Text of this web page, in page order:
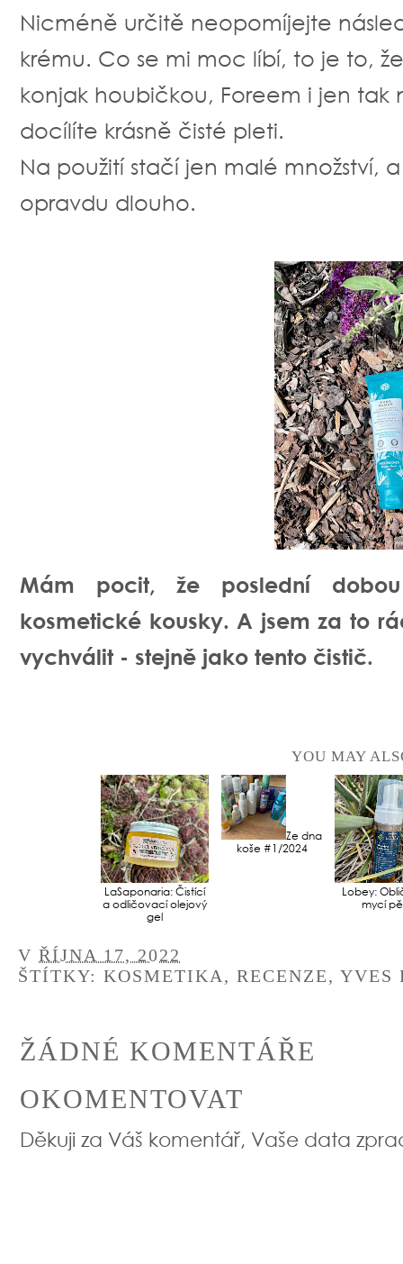
Nicméně určitě neopomíjejte
krému. Co se mi moc líbí, to je to,
konjak houbičkou, Foreem i jen tak
docílíte krásně čisté pleti.
Na použití stačí jen malé množství,
opravdu dlouho.
Mám pocit, že poslední
kosmetické kousky. A jsem za to
vychválit - stejně jako tento čistič.
YOU MAY
LaSaponaria: Čistící
a odličovací olejový
gel
Ze dna
koše #1/2024
Lobey:
mycí
V ŘÍJNA 17, 2022
ŠTÍTKY: KOSMETIKA, RECENZE, YVES
ŽÁDNÉ KOMENTÁŘE
OKOMENTOVAT
Děkuji za Váš komentář, Vaše data